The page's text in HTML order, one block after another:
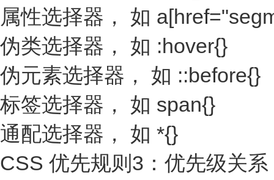
属性选择器， 如
伪类选择器， 如 :hover{}
伪元素选择器， 如 ::before{}
标签选择器， 如 span{}
通配选择器， 如 *{}
CSS 优先规则3：优先级关